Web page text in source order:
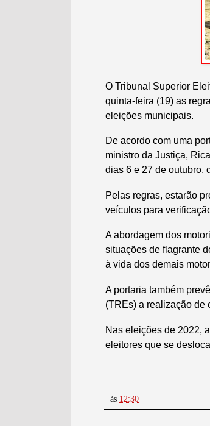
O Tribunal Superior
quinta-feira (19) as
eleições municipais.
De acordo com uma
ministro da Justiça,
dias 6 e 27 de outubro,
Pelas regras, estarão
veículos para
A abordagem dos
situações de flagrante
à vida dos demais
A portaria também
(TREs) a realização de
Nas eleições de 2022,
eleitores que se
às 12:30